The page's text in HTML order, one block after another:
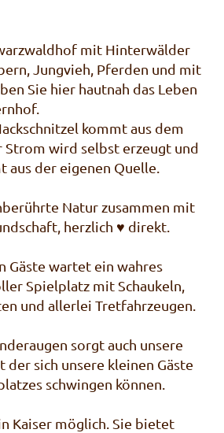
mit Hinterwälder
Jungvieh, Pferden und mit
Sie hier hautnah das Leben
kommt aus dem
Strom wird selbst erzeugt und
aus der eigenen Quelle.
Natur zusammen mit
herzlich ♥ direkt.
Gäste wartet ein wahres
Spielplatz mit Schaukeln,
und allerlei Tretfahrzeugen.
sorgt auch unsere
der sich unsere kleinen Gäste
schwingen können.
Kaiser möglich. Sie bietet